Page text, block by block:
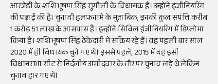
आरजेडी के शशि भूषण सिंह सुगौली के विधायक हैं। उन्होंने इंजीनियरिंग
की पढ़ाई की है। चुनावी हलफनामे के मुताबिक, इनकी कुल सपंत्ति करीब
1 करोड़ 51 लाख के आसपास है। इन्होंने सिविल इंजीनियरिंग में डिप्लोमा
किया है। शशि भूषण सिंह ठेकेदारी में सक्रिय रहे हैं। वह पहली बार साल
2020 में ही विधायक चुने गए थे। इससे पहले, 2015 में वह इसी
विधानसभा सीट से निर्दलीय उम्मीदवार के तौर पर चुनाव लड़े थे लेकिन
चुनाव हार गए थे।